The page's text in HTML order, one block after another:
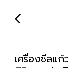
เครื่องซีลแ